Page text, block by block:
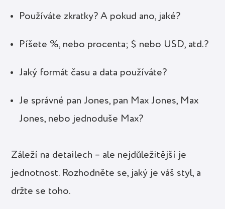
Používáte zkratky? A pokud ano, jaké?
Píšete %, nebo procenta; $ nebo USD, atd.?
Jaký formát času a data používáte?
Je správné pan Jones, pan Max Jones, Max
Jones, nebo jednoduše Max?
Záleží na detailech – ale nejdůležitější je
jednotnost. Rozhodněte se, jaký je váš styl, a
držte se toho.